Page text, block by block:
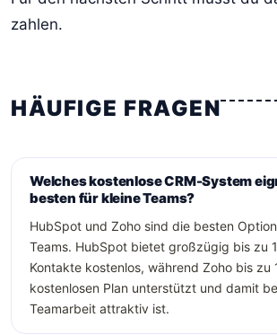
zahlen.
HÄUFIGE FRAGEN
Welches kostenlose CRM-System
besten für kleine Teams?
HubSpot und Zoho sind die besten
Teams. HubSpot bietet großzügig bis zu
Kontakte kostenlos, während Zoho bis zu
kostenlosen Plan unterstützt und damit
Teamarbeit attraktiv ist.